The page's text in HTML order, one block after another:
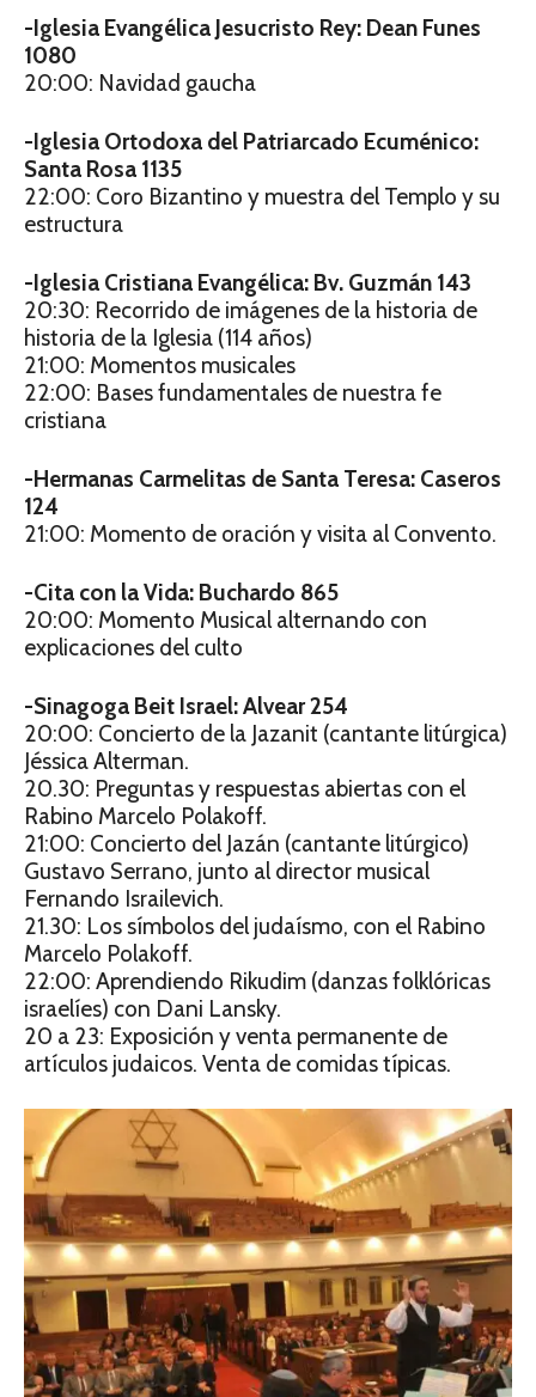
-Iglesia Evangélica Jesucristo Rey: Dean Funes
1080
20:00: Navidad gaucha
-Iglesia Ortodoxa del Patriarcado Ecuménico:
Santa Rosa 1135
22:00: Coro Bizantino y muestra del Templo y su
estructura
-Iglesia Cristiana Evangélica: Bv. Guzmán 143
20:30: Recorrido de imágenes de la historia de
historia de la Iglesia (114 años)
21:00: Momentos musicales
22:00: Bases fundamentales de nuestra fe
cristiana
-Hermanas Carmelitas de Santa Teresa: Caseros
124
21:00: Momento de oración y visita al Convento.
-Cita con la Vida: Buchardo 865
20:00: Momento Musical alternando con
explicaciones del culto
-Sinagoga Beit Israel: Alvear 254
20:00: Concierto de la Jazanit (cantante litúrgica)
Jéssica Alterman.
20.30: Preguntas y respuestas abiertas con el
Rabino Marcelo Polakoff.
21:00: Concierto del Jazán (cantante litúrgico)
Gustavo Serrano, junto al director musical
Fernando Israilevich.
21.30: Los símbolos del judaísmo, con el Rabino
Marcelo Polakoff.
22:00: Aprendiendo Rikudim (danzas folklóricas
israelíes) con Dani Lansky.
20 a 23: Exposición y venta permanente de
artículos judaicos. Venta de comidas típicas.